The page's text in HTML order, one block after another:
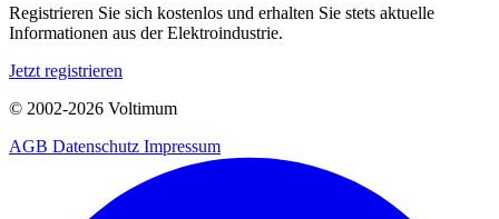
Registrieren Sie sich kostenlos und erhalten Sie stets aktuelle
Informationen aus der Elektroindustrie.
Jetzt registrieren
© 2002-2026 Voltimum
AGB Datenschutz Impressum